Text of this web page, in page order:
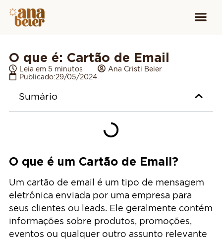
O que é: Cartão de Email
Leia em 5 minutos
Ana Cristi Beier
Publicado:29/05/2024
Sumário
O que é um Cartão de Email?
Um cartão de email é um tipo de mensagem
eletrônica enviada por uma empresa para
seus clientes ou leads. Ele geralmente contém
informações sobre produtos, promoções,
eventos ou qualquer outro assunto relevante